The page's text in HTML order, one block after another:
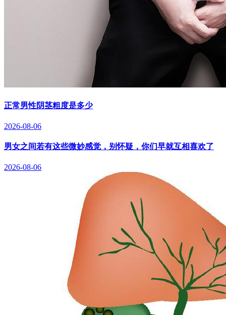
正常男性阴茎粗度是多少
2026-08-06
男女之间若有这些微妙感觉，别怀疑，你们早就互相喜欢了
2026-08-06